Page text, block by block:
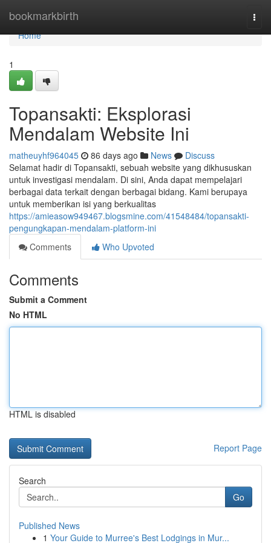
bookmarkbirth
Home
Home
1
Topansakti: Eksplorasi
Mendalam Website Ini
matheuyhf964045 86 days ago News
Discuss
Selamat hadir di Topansakti, sebuah website yang dikhususkan
untuk investigasi mendalam. Di sini, Anda dapat mempelajari
berbagai data terkait dengan berbagai bidang. Kami berupaya
untuk memberikan isi yang berkualitas
https://amieasow949467.blogsmine.com/41548484/topansakti-
pengungkapan-mendalam-platform-ini
Comments
Who Upvoted
Comments
Submit a Comment
No HTML
HTML is disabled
Report Page
Search
Go
Published News
1 Your Guide to Murree's Best Lodgings in Mur...